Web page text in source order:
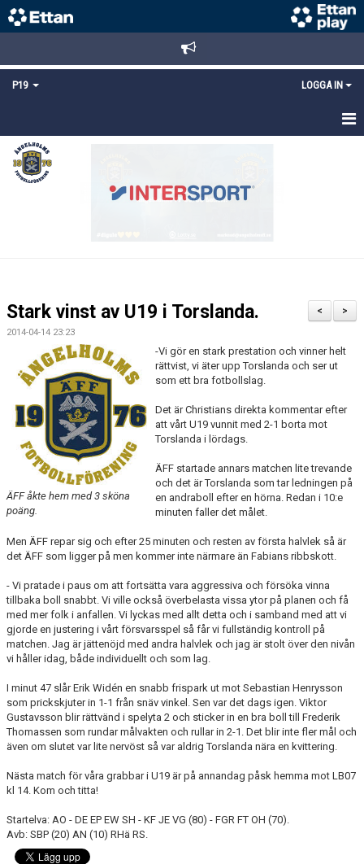
P19 LOGGA IN
HEM
NYHETER
KONTAKT
>
<
Stark vinst av U19 i Torslanda.
2014-04-14 23:23
ÄFF åkte hem med 3 sköna
poäng.
-Vi gör en stark prestation och vinner helt
rättvist, vi äter upp Torslanda och ser ut
som ett bra fotbollslag.
Det är Christians direkta kommentar efter
att vårt U19 vunnit med 2-1 borta mot
Torslanda i lördags.
ÄFF startade annars matchen lite trevande
och det är Torslanda som tar ledningen på
en andraboll efter en hörna. Redan i 10:e
minuten faller det målet.
Men ÄFF repar sig och efter 25 minuten och resten av första halvlek så är
det ÄFF som ligger på men kommer inte närmare än Fabians ribbskott.
- Vi pratade i paus om att fortsätta vara aggressiva och försöka vinna
tillbaka boll snabbt. Vi ville också överbelasta vissa ytor på planen och få
med mer folk i anfallen. Vi lyckas med allt detta och i samband med att vi
gjorde en justering i vårt försvarsspel så får vi fullständig kontroll på
matchen. Jag är jättenöjd med andra halvlek och jag är stolt över den nivån
vi håller idag, både individuellt och som lag.
I minut 47 slår Erik Widén en snabb frispark ut mot Sebastian Henrysson
som prickskjuter in 1-1 från snäv vinkel. Sen var det dags igen. Viktor
Gustavsson blir rättvänd i spelyta 2 och sticker in en bra boll till Frederik
Thomassen som rundar målvakten och rullar in 2-1. Det blir inte fler mål och
även om slutet var lite nervöst så var aldrig Torslanda nära en kvittering.
Nästa match för våra grabbar i U19 är på annandag påsk hemma mot LB07
kl 14. Kom och titta!
Startelva: AO - DE EP EW SH - KF JE VG (80) - FGR FT OH (70).
Avb: SBP (20) AN (10) RHä RS.